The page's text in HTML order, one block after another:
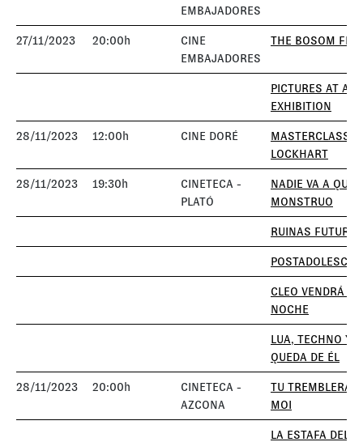
EMBAJADORES
27/11/2023 20:00h
CINE
EMBAJADORES
THE BOSOM
PICTURES AT AN
EXHIBITION
28/11/2023 12:00h CINE DORÉ
MASTERCLASS
LOCKHART
28/11/2023 19:30h
CINETECA -
PLATÓ
NADIE VA A
MONSTRUO
RUINAS FUTURAS
CLEO VENDRÁ
NOCHE
LUA, TECHNO Y
QUEDA DE ÉL
28/11/2023 20:00h
CINETECA -
AZCONA
TU TREMBLERAS
MOI
LA ESTAFA DEL